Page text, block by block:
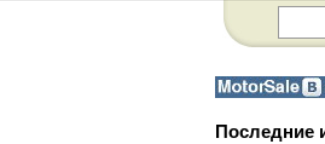
Последние